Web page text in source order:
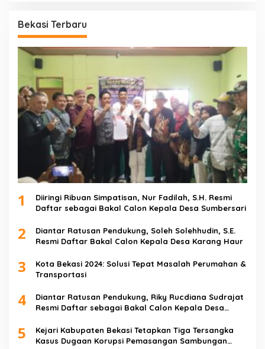
Bekasi Terbaru
1
Diiringi Ribuan Simpatisan, Nur Fadilah, S.H. Resmi
Daftar sebagai Bakal Calon Kepala Desa Sumbersari
2
Diantar Ratusan Pendukung, Soleh Solehhudin, S.E.
Resmi Daftar Bakal Calon Kepala Desa Karang Haur
3
Kota Bekasi 2024: Solusi Tepat Masalah Perumahan &
Transportasi
4
Diantar Ratusan Pendukung, Riky Rucdiana Sudrajat
Resmi Daftar sebagai Bakal Calon Kepala Desa
5
Kejari Kabupaten Bekasi Tetapkan Tiga Tersangka
Kasus Dugaan Korupsi Pemasangan Sambungan